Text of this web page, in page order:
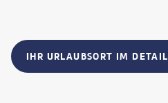
IHR URLAUBSORT IM DETAIL